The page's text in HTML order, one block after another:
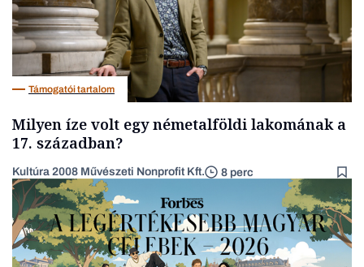
Támogatói tartalom
Milyen íze volt egy németalföldi lakomának a
17. században?
Kultúra 2008 Művészeti Nonprofit Kft. 8 perc